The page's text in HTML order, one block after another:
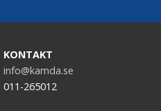
KONTAKT
info@kamda.se
011-265012